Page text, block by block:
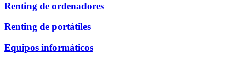
Renting de ordenadores
Renting de portátiles
Equipos informáticos